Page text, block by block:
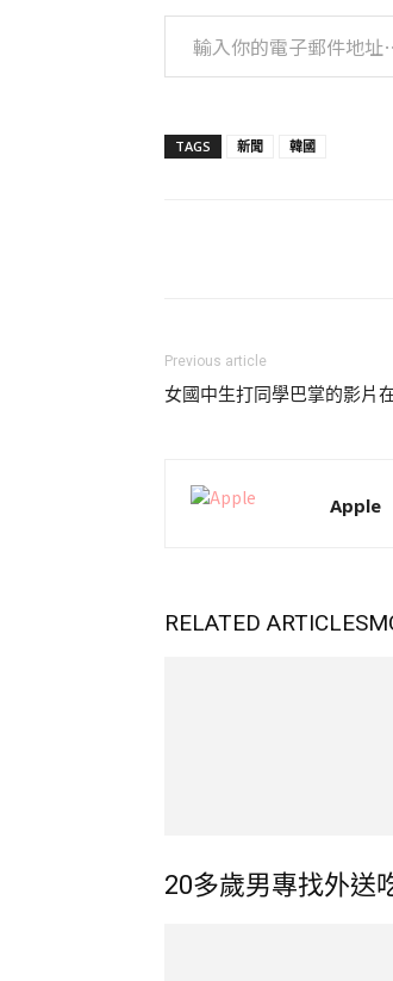
輸入你的電子郵件地址…
TAGS 新聞 韓國
Previous article
女國中生打同學巴掌的影片
Apple
RELATED ARTICLES
20多歲男專找外送